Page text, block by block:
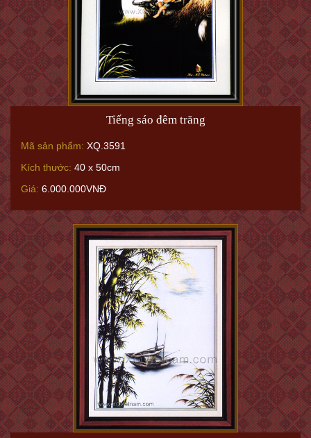
Tiếng sáo đêm trăng
Mã sản phẩm: XQ.3591
Kích thước: 40 x 50cm
Giá: 6.000.000VNĐ